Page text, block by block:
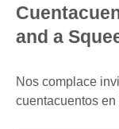
and a
Nos complace
cuentacuentos